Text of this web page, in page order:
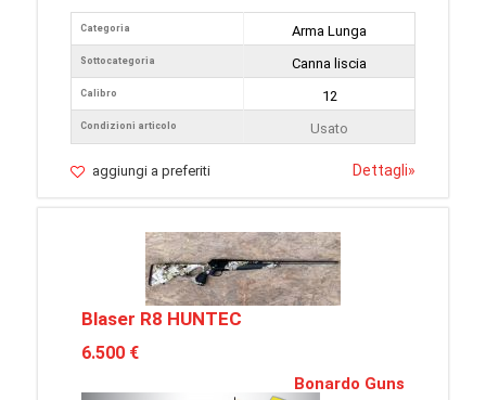
Categoria
Sottocategoria
Calibro
Condizioni articolo
Arma Lunga
Canna liscia
12
Usato
aggiungi a preferiti Dettagli»
Blaser R8 HUNTEC
6.500 €
Bonardo Guns